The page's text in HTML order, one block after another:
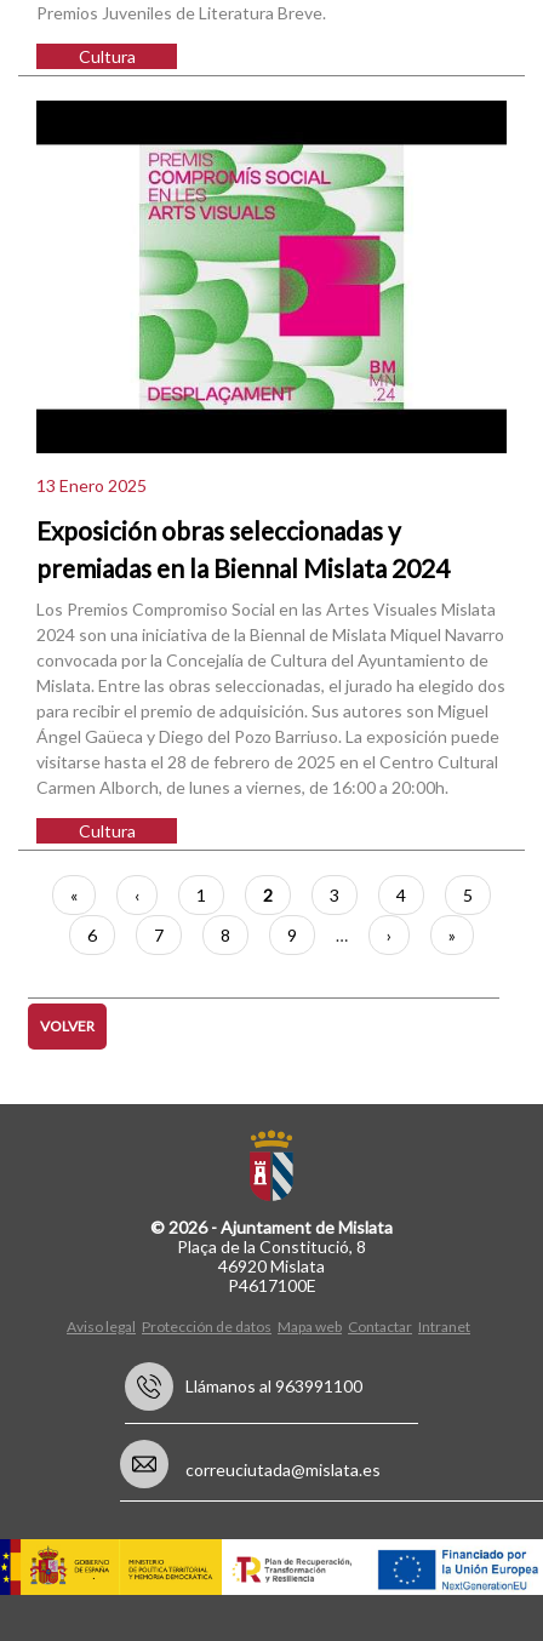
Premios Juveniles de Literatura Breve.
Cultura
13 Enero 2025
Exposición obras seleccionadas y
premiadas en la Biennal Mislata 2024
Los Premios Compromiso Social en las Artes Visuales Mislata
2024 son una iniciativa de la Biennal de Mislata Miquel Navarro
convocada por la Concejalía de Cultura del Ayuntamiento de
Mislata. Entre las obras seleccionadas, el jurado ha elegido dos
para recibir el premio de adquisición. Sus autores son Miguel
Ángel Gaüeca y Diego del Pozo Barriuso. La exposición puede
visitarse hasta el 28 de febrero de 2025 en el Centro Cultural
Carmen Alborch, de lunes a viernes, de 16:00 a 20:00h.
Cultura
Paginación
Primera
página
«
Página
anterior
‹ Página
1
Página
actual
2 Página
3 Página
4 Página
5
Página
6 Página
7 Página
8 Página
9 …
Siguiente
página
›
Última
página
»
VOLVER
© 2026 - Ajuntament de Mislata
Plaça de la Constitució, 8
46920 Mislata
P4617100E
Aviso legal Protección de datos Mapa web Contactar Intranet
Llámanos al 963991100
correuciutada@mislata.es